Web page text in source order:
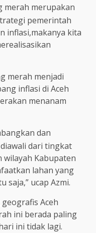
merah merupakan
pemerintah
inflasi,makanya kita
merah menjadi
inflasi di Aceh
menanam
dan
dari tingkat
wilayah Kabupaten
lahan yang
saja,” ucap Azmi.
Aceh
ini berada paling
ini tidak lagi.